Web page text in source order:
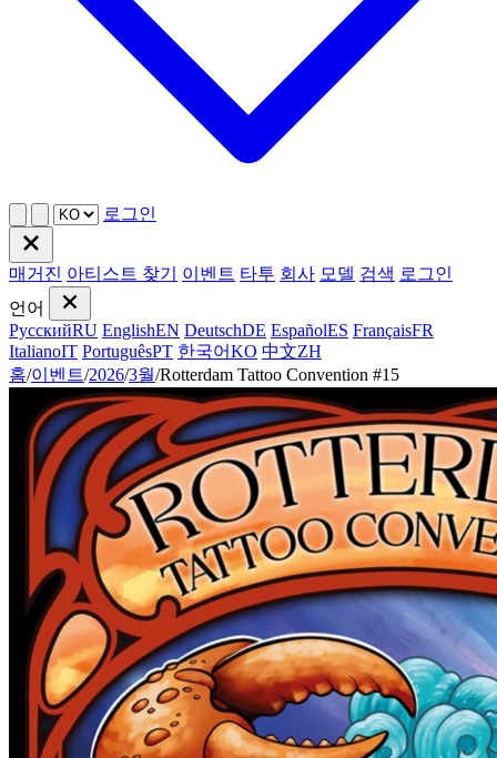
로그인
매거진 아티스트 찾기 이벤트 타투 회사 모델 검색 로그인
언어
РусскийRU EnglishEN DeutschDE EspañolES FrançaisFR
ItalianoIT PortuguêsPT 한국어KO 中文ZH
홈/이벤트/2026/3월/Rotterdam Tattoo Convention #15